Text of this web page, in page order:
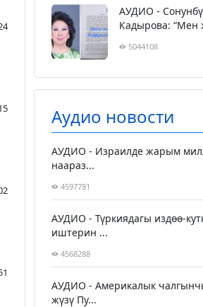
АУДИО -
Кадырова: “Мен
5044108
Аудио новости
АУДИО - Израилде жарым
наараз...
4597781
АУДИО - Түркиядагы издөө-
иштерин ...
4568288
АУДИО - Америкалык
жүзү Пу...